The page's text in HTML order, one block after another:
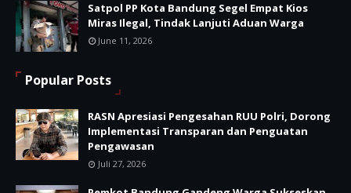
Satpol PP Kota Bandung Segel Empat Kios
Miras Ilegal, Tindak Lanjuti Aduan Warga
June 11, 2026
Popular Posts
RASN Apresiasi Pengesahan RUU Polri, Dorong
Implementasi Transparan dan Penguatan
Pengawasan
Juli 27, 2026